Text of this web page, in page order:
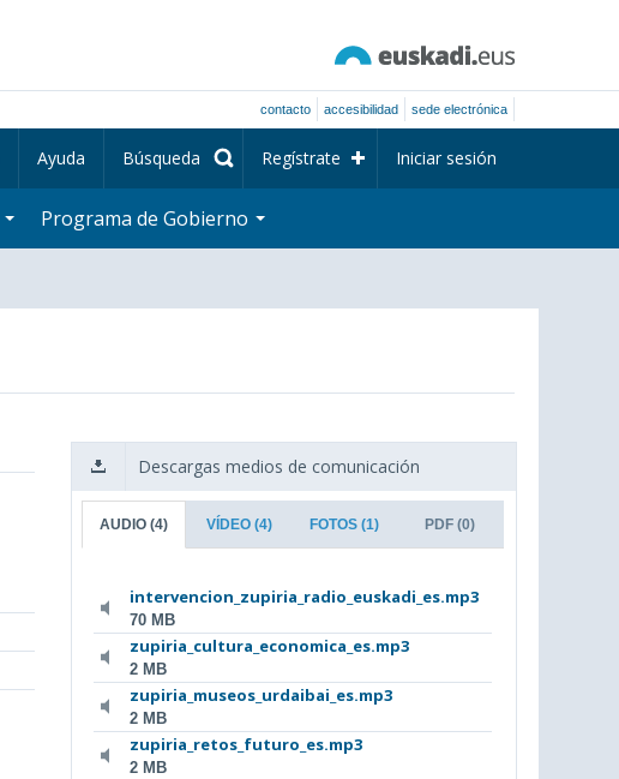
contacto accesibilidad sede electrónica
Ayuda Búsqueda Regístrate Iniciar sesión
Programa de Gobierno
Descargas medios de comunicación
AUDIO(4) VÍDEO(4) FOTOS (1) PDF (0)
intervencion_zupiria_radio_euskadi_es.mp3
70 MB
zupiria_cultura_economica_es.mp3
2 MB
zupiria_museos_urdaibai_es.mp3
2 MB
zupiria_retos_futuro_es.mp3
2 MB